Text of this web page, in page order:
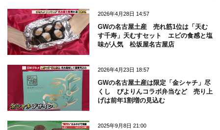
2026年4月28日 14:57
GWの名古屋土産 売れ筋1位は「天む
す千寿」天むすセット エビの食感と塩
味が人気 松坂屋名古屋店
2026年4月23日 18:57
GWの名古屋土産は限定「金シャチ」尽
くし ぴよりんコラボ弁当など 売り上
げは前年1割増の見込む
2025年9月8日 21:00